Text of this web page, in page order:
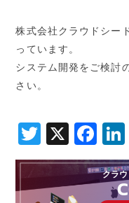
株式会社クラウドシー
っています。
システム開発をご検討
さい。
Twitter
X
クラ